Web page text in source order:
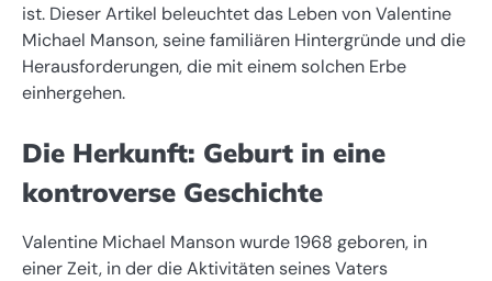
ist. Dieser Artikel beleuchtet das Leben von Valentine
Michael Manson, seine familiären Hintergründe und die
Herausforderungen, die mit einem solchen Erbe
einhergehen.
Die Herkunft: Geburt in eine
kontroverse Geschichte
Valentine Michael Manson wurde 1968 geboren, in
einer Zeit, in der die Aktivitäten seines Vaters